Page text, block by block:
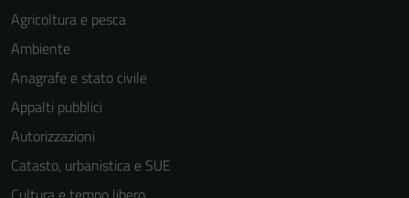
Agricoltura e pesca
Ambiente
Anagrafe e stato civile
Appalti pubblici
Autorizzazioni
Catasto, urbanistica e SUE